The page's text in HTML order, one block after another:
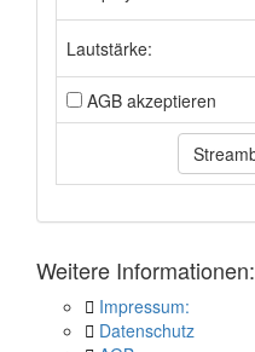
Lautstärke:
AGB akzeptieren
Weitere Informationen:
Impressum:
Datenschutz